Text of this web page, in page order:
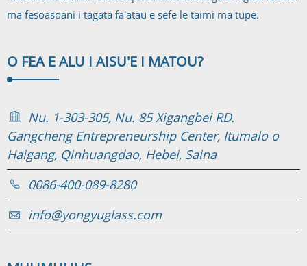
ma fesoasoani i tagata faʻatau e sefe le taimi ma tupe.
O FEA E ALU I AISU'E I MATOU?
Nu. 1-303-305, Nu. 85 Xigangbei RD.
Gangcheng Entrepreneurship Center, Itumalo o
Haigang, Qinhuangdao, Hebei, Saina
0086-400-089-8280
info@yongyuglass.com